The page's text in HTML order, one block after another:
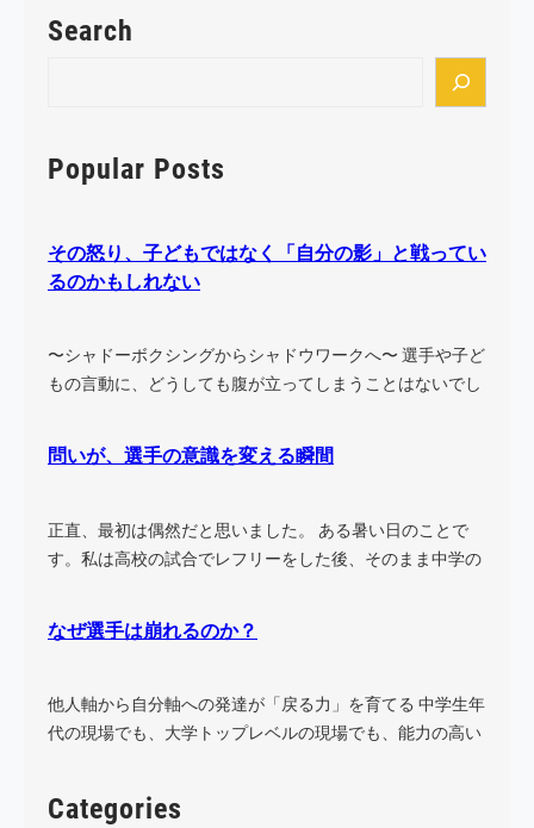
Search
r
cPopular Posts
その怒り、子どもではなく「自分の影」と戦ってい
るのかもしれない
〜シャドーボクシングからシャドウワークへ〜 選手や子ど
もの言動に、どうしても腹が立ってしまうことはないでし
問いが、選手の意識を変える瞬間
正直、最初は偶然だと思いました。 ある暑い日のことで
す。私は高校の試合でレフリーをした後、そのまま中学の
なぜ選手は崩れるのか？
他人軸から自分軸への発達が「戻る力」を育てる 中学生年
代の現場でも、大学トップレベルの現場でも、能力の高い
Categories